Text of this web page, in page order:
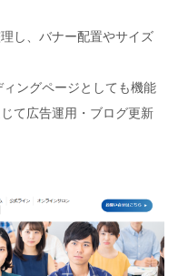
し、バナー配置やサイズ
ングページとしても機能
て広告運用・ブログ更新